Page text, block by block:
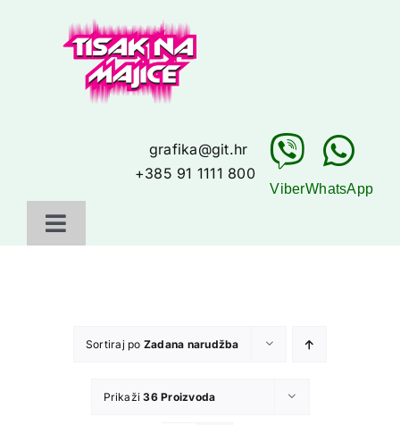
grafika@git.hr
+385 91 1111 800
ViberWhatsApp
Toggle
Galerija
Što još nudimo
Sortiraj po Zadana narudžba
Prikaži36 Proizvoda